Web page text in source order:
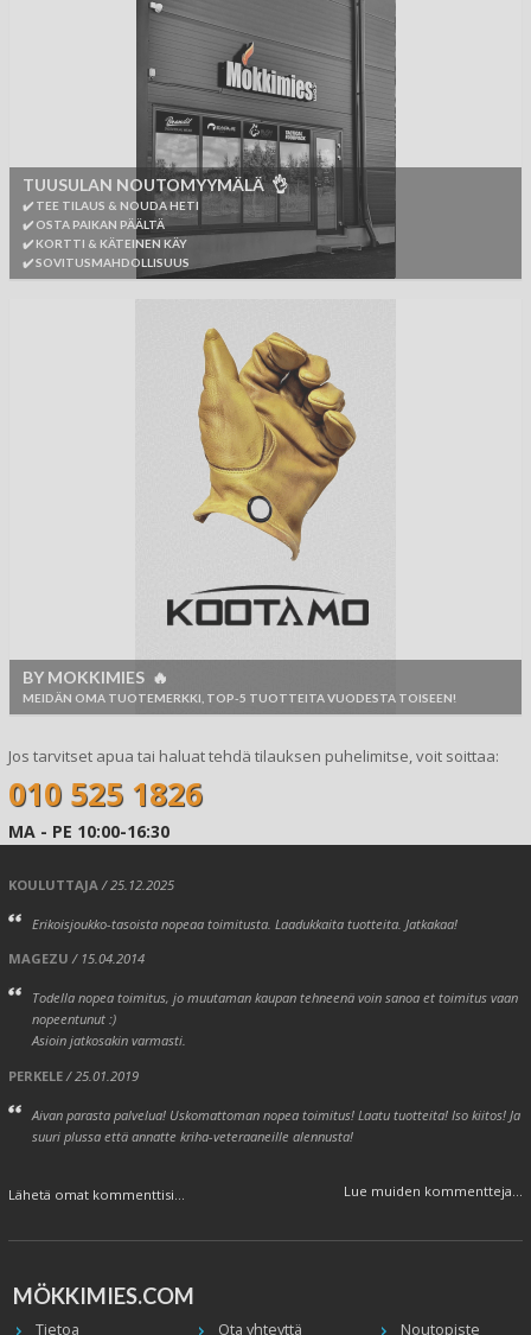
TUUSULAN NOUTOMYYMÄLÄ 👌
✔️ TEE TILAUS & NOUDA HETI
✔️ OSTA PAIKAN PÄÄLTÄ
✔️ KORTTI & KÄTEINEN KÄY
✔️ SOVITUSMAHDOLLISUUS
BY MOKKIMIES 🔥
MEIDÄN OMA TUOTEMERKKI, TOP-5 TUOTTEITA VUODESTA TOISEEN!
Jos tarvitset apua tai haluat tehdä tilauksen puhelimitse, voit soittaa:
010 525 1826
MA - PE 10:00-16:30
KOULUTTAJA/ 25.12.2025
Erikoisjoukko-tasoista nopeaa toimitusta. Laadukkaita tuotteita. Jatkakaa!
MAGEZU / 15.04.2014
Todella nopea toimitus, jo muutaman kaupan tehneenä voin sanoa et toimitus vaan
nopeentunut :)
Asioin jatkosakin varmasti.
PERKELE / 25.01.2019
Aivan parasta palvelua! Uskomattoman nopea toimitus! Laatu tuotteita! Iso kiitos! Ja
suuri plussa että annatte kriha-veteraaneille alennusta!
Lähetä omat kommenttisi... Lue muiden kommentteja...
MÖKKIMIES.COM
Tietoa
Ota yhteyttä
Noutopiste